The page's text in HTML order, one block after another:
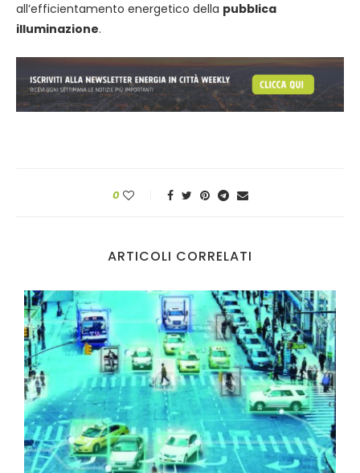
all’efficientamento energetico della pubblica
illuminazione.
0
ARTICOLI CORRELATI